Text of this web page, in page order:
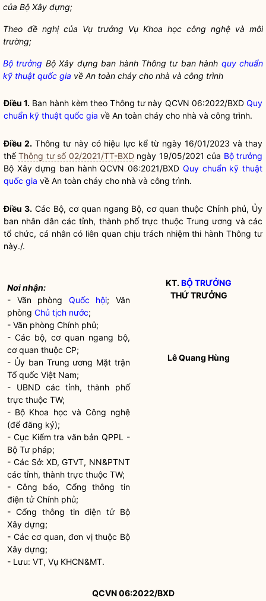
của Bộ Xây dựng;
Theo đề nghị của Vụ trưởng Vụ Khoa học công nghệ và môi
trường;
Bộ trưởng Bộ Xây dựng ban hành Thông tư ban hành quy chuẩn
kỹ thuật quốc gia về An toàn cháy cho nhà và công trình
Điều 1. Ban hành kèm theo Thông tư này QCVN 06:2022/BXDQuy
chuẩn kỹ thuật quốc gia về An toàn cháy cho nhà và công trình.
Điều 2. Thông tư này có hiệu lực kể từ ngày 16/01/2023 và thay
thếThông tư số 02/2021/TT-BXDngày 19/05/2021 của Bộ trưởng
Bộ Xây dựng ban hành QCVN 06:2021/BXD Quy chuẩn kỹ thuật
quốc gia về An toàn cháy cho nhà và công trình.
Điều 3.Các Bộ, cơ quan ngang Bộ, cơ quan thuộc Chính phủ, Ủy
ban nhân dân các tỉnh, thành phố trực thuộc Trung ương và các
tổ chức, cá nhân có liên quan chịu trách nhiệm thi hành Thông tư
này./.
Nơi nhận:
- Văn phòng Quốc hội; Văn
phòngChủ tịch nước;
- Văn phòng Chính phủ;
- Các bộ, cơ quan ngang bộ,
cơ quan thuộc CP;
- Ủy ban Trung ương Mặt trận
Tổ quốc Việt Nam;
- UBND các tỉnh, thành phố
trực thuộc TW;
- Bộ Khoa học và Công nghệ
(để đăng ký);
- Cục Kiểm tra văn bản QPPL -
Bộ Tư pháp;
- Các Sở: XD, GTVT, NN&PTNT
các tỉnh, thành trực thuộc TW;
- Công báo, Cổng thông tin
điện tử Chính phủ;
- Cổng thông tin điện tử Bộ
Xây dựng;
- Các cơ quan, đơn vị thuộc Bộ
Xây dựng;
- Lưu: VT, Vụ KHCN&MT.
KT.BỘ TRƯỞNG
THỨ TRƯỞNG
Lê Quang Hùng
QCVN 06:2022/BXD